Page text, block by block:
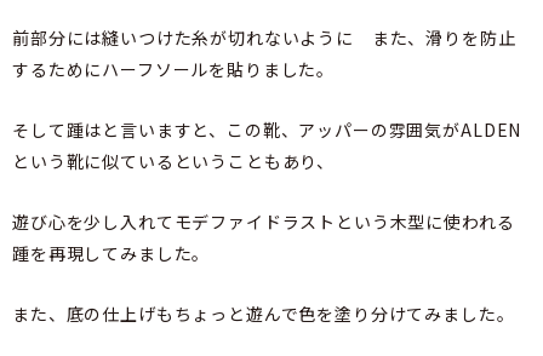
前部分には縫いつけた糸が切れないように また、滑りを防止
するためにハーフソールを貼りました。
そして踵はと言いますと、この靴、アッパーの雰囲気がALDEN
という靴に似ているということもあり、
遊び心を少し入れてモデファイドラストという木型に使われる
踵を再現してみました。
また、底の仕上げもちょっと遊んで色を塗り分けてみました。